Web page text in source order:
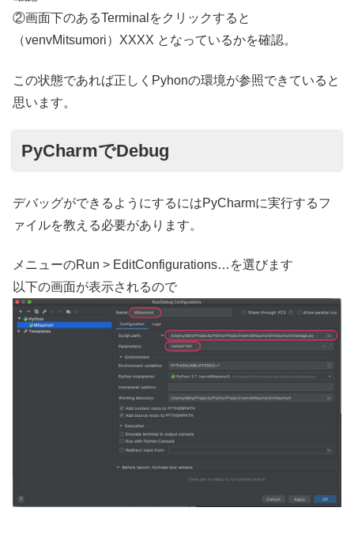
②画面下のあるTerminalをクリックすると
（venvMitsumori）XXXX となっているかを確認。
この状態であれば正しくPyhonの環境が参照できていると
思います。
PyCharmでDebug
デバッグができるようにするにはPyCharmに実行するフ
ァイルを教える必要があります。
メニューのRun > EditConfigurations…を選びます
以下の画面が表示されるので